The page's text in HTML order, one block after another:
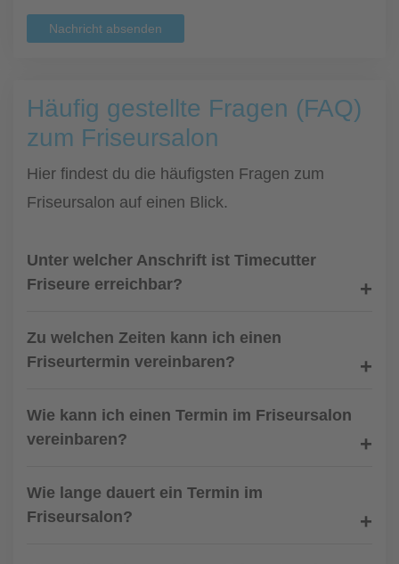
Nachricht absenden
Häufig gestellte Fragen (FAQ)
zum Friseursalon
Hier findest du die häufigsten Fragen zum
Friseursalon auf einen Blick.
Unter welcher Anschrift ist Timecutter
Friseure erreichbar?
Zu welchen Zeiten kann ich einen
Friseurtermin vereinbaren?
Wie kann ich einen Termin im Friseursalon
vereinbaren?
Wie lange dauert ein Termin im
Friseursalon?